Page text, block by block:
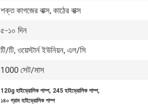
শক্ত কাগজের বাক্স, কাঠের বাক্স
৫-১০ দিন
টি/টি, ওয়েস্টার্ন ইউনিয়ন, এল/সি
1000 সেট/মাস
120g হাইড্রোলিক পাম্প, 245 হাইড্রোলিক পাম্প,
১৪০ গ্রাম হাইড্রোলিক পাম্প